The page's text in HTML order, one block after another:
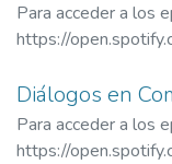
Para acceder a los
https://
Diálogos en
Para acceder a los
https://